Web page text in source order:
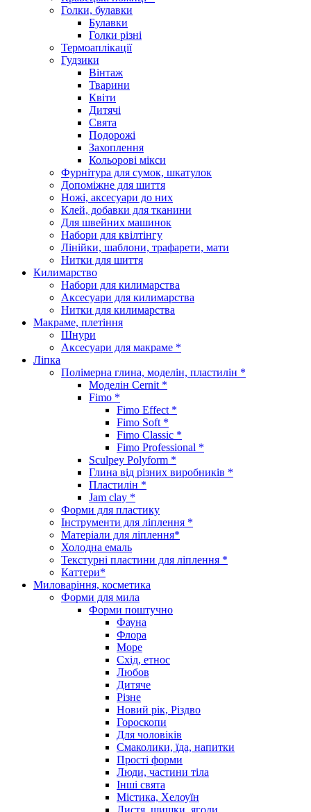
Голки, булавки
Булавки
Голки різні
Термоаплікації
Гудзики
Вінтаж
Тварини
Квіти
Дитячі
Свята
Подорожі
Захоплення
Кольорові мікси
Фурнітура для сумок, шкатулок
Допоміжне для шиття
Ножі, аксесуари до них
Клей, добавки для тканини
Для швейних машинок
Набори для квілтінгу
Лінійки, шаблони, трафарети, мати
Нитки для шиття
Килимарство
Набори для килимарства
Аксесуари для килимарства
Нитки для килимарства
Макраме, плетіння
Шнури
Аксесуари для макраме *
Ліпка
Полімерна глина, моделін, пластилін *
Моделін Cernit *
Fimo *
Fimo Effect *
Fimo Soft *
Fimo Classic *
Fimo Professional *
Sculpey Polyform *
Глина від різних виробників *
Пластилін *
Jam clay *
Форми для пластику
Інструменти для ліплення *
Матеріали для ліплення*
Холодна емаль
Текстурні пластини для ліплення *
Каттери*
Миловаріння, косметика
Форми для мила
Форми поштучно
Фауна
Флора
Море
Схід, етнос
Любов
Дитяче
Різне
Новий рік, Різдво
Гороскопи
Для чоловіків
Смаколики, їда, напитки
Прості форми
Люди, частини тіла
Інші свята
Містика, Хелоуїн
Листя, шишки, ягоди